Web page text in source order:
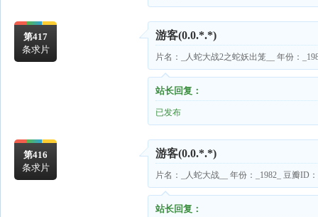
第417
条求片
游客(0.0.*.*)
片名：_人蛇大战2之蛇妖出笼__ 年份：
站长回复：
已发布
第416
条求片
游客(0.0.*.*)
片名：_人蛇大战__ 年份：_1982_ 豆瓣ID：
站长回复：